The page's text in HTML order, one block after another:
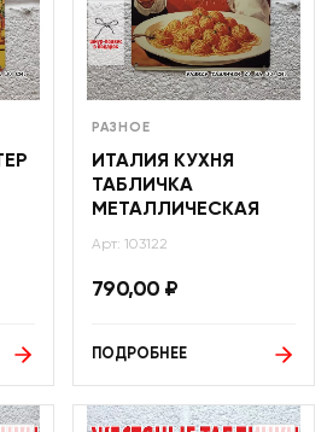
РАЗНОЕ
ИТАЛИЯ КУХНЯ
ТАБЛИЧКА
МЕТАЛЛИЧЕСКАЯ
Арт: 103122
790,00 ₽
ПОДРОБНЕЕ